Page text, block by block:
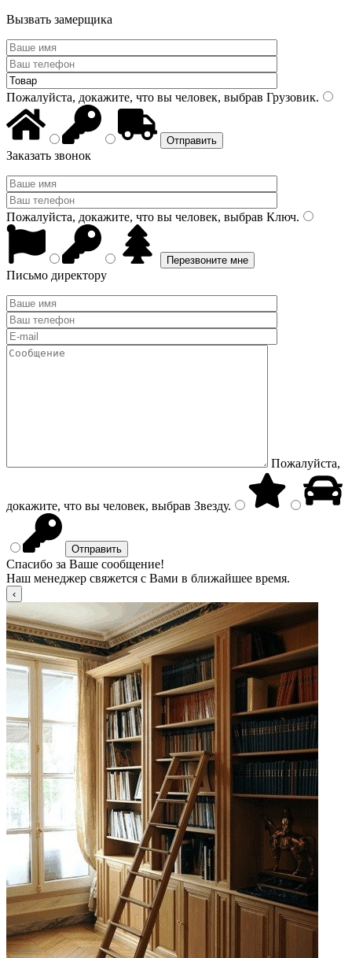
Вызвать замерщика
Пожалуйста, докажите, что вы человек, выбрав Грузовик.
Заказать звонок
Пожалуйста, докажите, что вы человек, выбрав Ключ.
Письмо директору
Пожалуйста,
докажите, что вы человек, выбрав Звезду.
Спасибо за Ваше сообщение!
Наш менеджер свяжется с Вами в ближайшее время.